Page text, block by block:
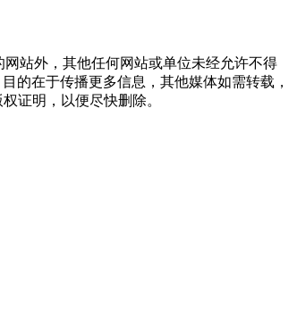
站外，其他任何网站或单位未经允许不得
的在于传播更多信息，其他媒体如需转载，
证明，以便尽快删除。